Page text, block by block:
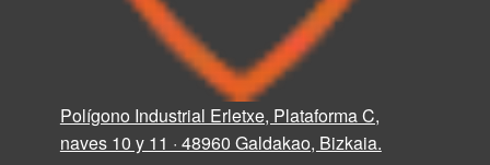
Polígono Industrial Erletxe, Plataforma C,
naves 10 y 11 · 48960 Galdakao, Bizkaia.